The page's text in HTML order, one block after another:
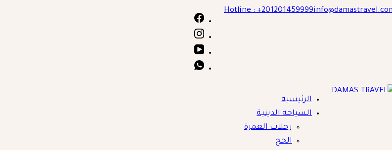
Skip
Hotline : +201201459999
الرئيسية
السياحة الدينية
رحلات العمرة
الحج